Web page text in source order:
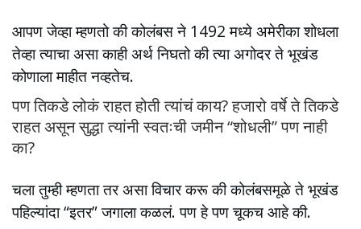
आपण जेव्हा म्हणतो की कोलंबस ने 1492 मध्ये अमेरीका शोधला
तेव्हा त्याचा असा काही अर्थ निघतो की त्या अगोदर ते भूखंड
कोणाला माहीत नव्हतेच.
पण तिकडे लोकं राहत होती त्यांचं काय? हजारो वर्षे ते तिकडे
राहत असून सुद्धा त्यांनी स्वतःची जमीन “शोधली” पण नाही
का?
चला तुम्ही म्हणता तर असा विचार करू की कोलंबसमूळे ते भूखंड
पहिल्यांदा “इतर” जगाला कळलं. पण हे पण चूकच आहे की.